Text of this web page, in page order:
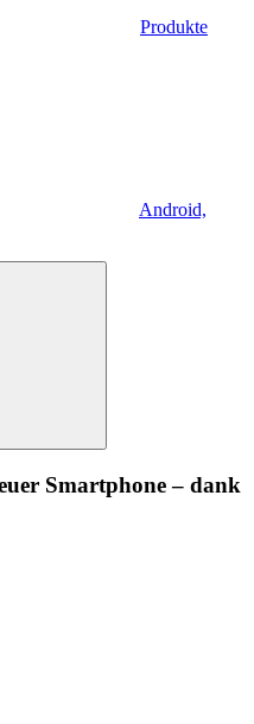
Produkte
Android,
Smartphone – dank